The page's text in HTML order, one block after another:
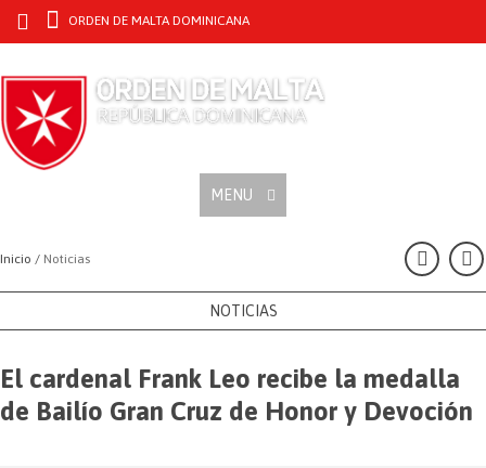
ORDEN DE MALTA DOMINICANA
MENU
Inicio / Noticias
NOTICIAS
El cardenal Frank Leo recibe la medalla
de Bailío Gran Cruz de Honor y Devoción